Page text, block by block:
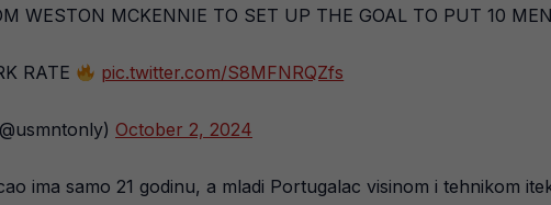
WESTON MCKENNIE TO SET UP THE GOAL TO PUT 10
RATE pic.twitter.com/S8MFNRQZfs
October 2, 2024
ima samo 21 godinu, a mladi Portugalac visinom i tehnikom